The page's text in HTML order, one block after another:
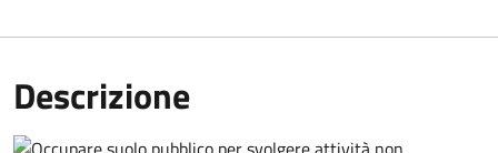
Descrizione